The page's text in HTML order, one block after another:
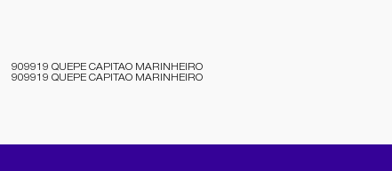
909919 QUEPE CAPITAO MARINHEIRO
909919 QUEPE CAPITAO MARINHEIRO